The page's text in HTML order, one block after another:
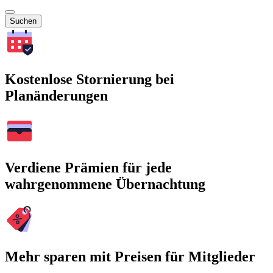
Suchen
Kostenlose Stornierung bei
Planänderungen
Verdiene Prämien für jede
wahrgenommene Übernachtung
Mehr sparen mit Preisen für Mitglieder